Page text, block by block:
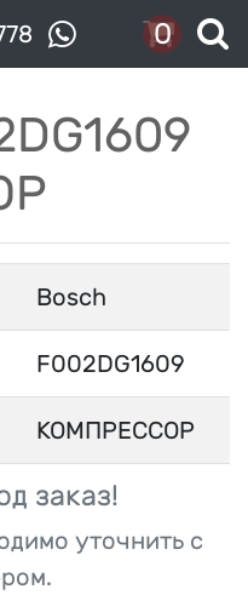
0
Bosch
F002DG1609
КОМПРЕССОР
заказ!
уточнить с